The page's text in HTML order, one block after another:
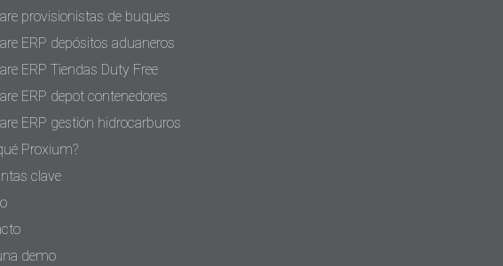
provisionistas de buques
ERP depósitos aduaneros
ERP Tiendas Duty Free
ERP depot contenedores
ERP gestión hidrocarburos
Proxium?
clave
demo